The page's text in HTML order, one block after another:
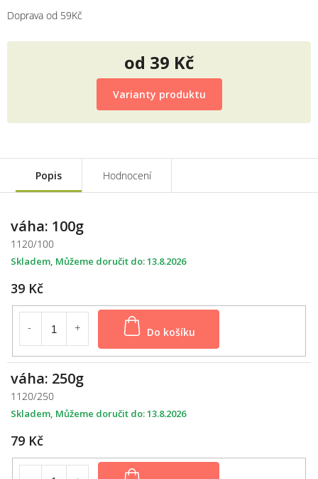
Doprava od 59Kč
od 39 Kč
Měrná
cena:
Varianty produktu
Popis Hodnocení
váha: 100g
1120/100
39 Kč
Do košíku
Skladem 13.8.2026
váha: 250g
1120/250
79 Kč
Skladem 13.8.2026